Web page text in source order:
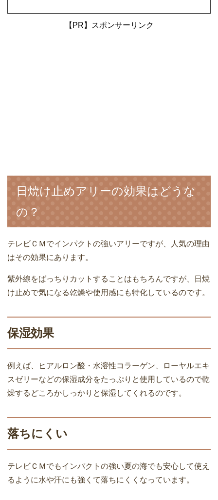
【PR】スポンサーリンク
日焼け止めアリーの効果はどうな
の？
テレビＣＭでインパクトの強いアリーですが、人気の理由
はその効果にあります。
紫外線をばっちりカットすることはもちろんですが、日焼
け止めで気になる乾燥や使用感にも特化しているのです。
保湿効果
例えば、ヒアルロン酸・水溶性コラーゲン、ローヤルエキ
スゼリーなどの保湿成分をたっぷりと使用しているので乾
燥するどころかしっかりと保湿してくれるのです。
落ちにくい
テレビＣＭでもインパクトの強い夏の海でも安心して使え
るように水や汗にも強くて落ちにくくなっています。